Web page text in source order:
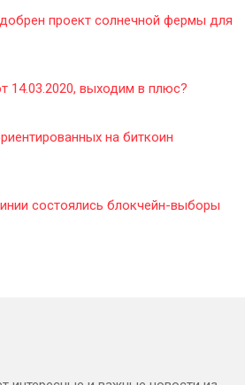
проект солнечной фермы для
14.03.2020, выходим в плюс?
на биткоин
состоялись блокчейн-выборы